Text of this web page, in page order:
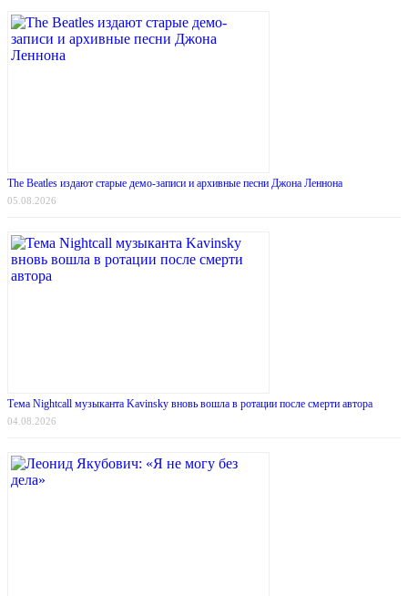
The Beatles издают старые демо-записи и архивные песни Джона Леннона
05.08.2026
Тема Nightcall музыканта Kavinsky вновь вошла в ротации после смерти автора
04.08.2026